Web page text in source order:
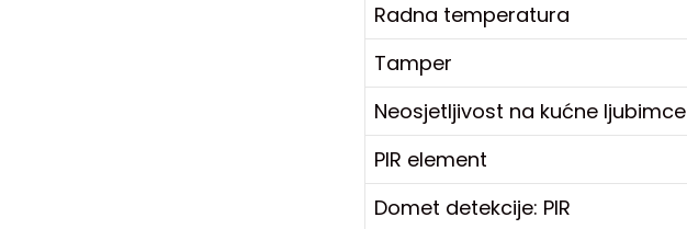
Radna temperatura
Tamper
Neosjetljivost na kućne ljubimce
PIR element
Domet detekcije: PIR